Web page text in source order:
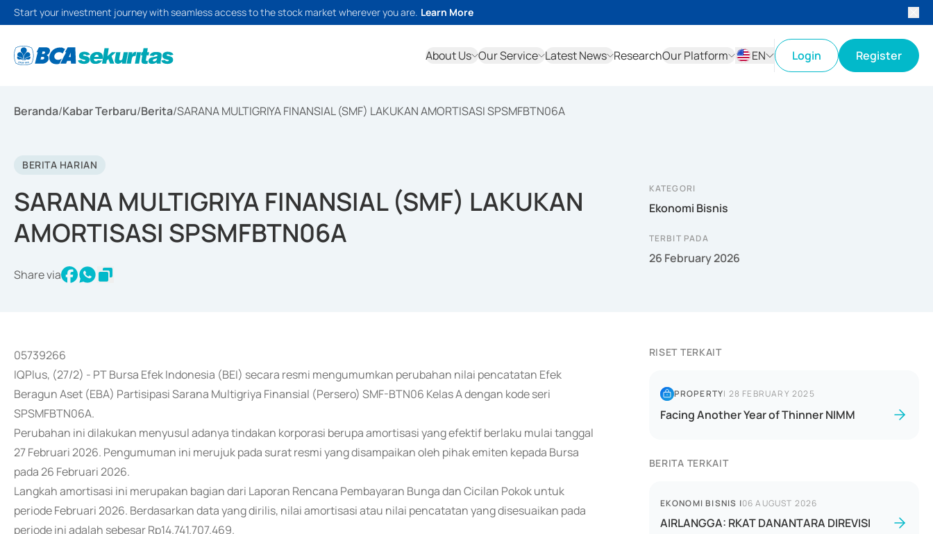
Start your investment journey with seamless access to the stock market wherever you are. Learn More
About Us Our Service Latest News ResearchOur Platform
EN
Login Register
Beranda/Kabar Terbaru/Berita/SARANA MULTIGRIYA FINANSIAL (SMF) LAKUKAN AMORTISASI SPSMFBTN06A
BERITA HARIAN
SARANA MULTIGRIYA FINANSIAL (SMF) LAKUKAN
AMORTISASI SPSMFBTN06A
Share via
KATEGORI
Ekonomi Bisnis
TERBIT PADA
26 February 2026
05739266
IQPlus, (27/2) - PT Bursa Efek Indonesia (BEI) secara resmi mengumumkan perubahan nilai pencatatan Efek
Beragun Aset (EBA) Partisipasi Sarana Multigriya Finansial (Persero) SMF-BTN06 Kelas A dengan kode seri
SPSMFBTN06A.
Perubahan ini dilakukan menyusul adanya tindakan korporasi berupa amortisasi yang efektif berlaku mulai tanggal
27 Februari 2026. Pengumuman ini merujuk pada surat resmi yang disampaikan oleh pihak emiten kepada Bursa
pada 26 Februari 2026.
Langkah amortisasi ini merupakan bagian dari Laporan Rencana Pembayaran Bunga dan Cicilan Pokok untuk
periode Februari 2026. Berdasarkan data yang dirilis, nilai amortisasi atau nilai pencatatan yang disesuaikan pada
periode ini adalah sebesar Rp14.741.707.469.
RISET TERKAIT
PROPERTY| 28 FEBRUARY 2025
Facing Another Year of Thinner NIMM
BERITA TERKAIT
EKONOMI BISNIS |06 AUGUST 2026
AIRLANGGA: RKAT DANANTARA DIREVISI